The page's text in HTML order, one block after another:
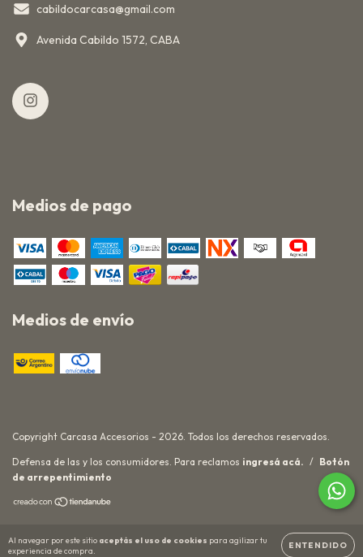
Al navegar por este sitio aceptás el uso de cookies para agilizar tu
experiencia de compra.
ENTENDIDO
cabildocarcasa@gmail.com
Avenida Cabildo 1572, CABA
Medios de pago
Medios de envío
Copyright Carcasa Accesorios - 2026. Todos los derechos reservados.
Defensa de las y los consumidores. Para reclamos ingresá acá. / Botón
de arrepentimiento